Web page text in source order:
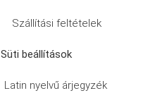
Szállítási feltételek
Süti beállítások
Latin nyelvű árjegyzék